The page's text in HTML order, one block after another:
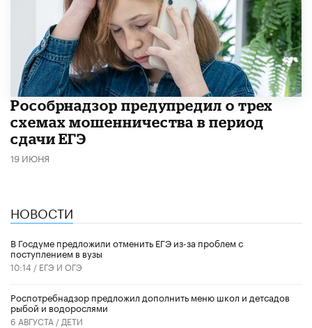
Рособрнадзор предупредил о трех
схемах мошенничества в период
сдачи ЕГЭ
19 ИЮНЯ
НОВОСТИ
В Госдуме предложили отменить ЕГЭ из-за проблем с
поступлением в вузы
10:14 / ЕГЭ И ОГЭ
Роспотребнадзор предложил дополнить меню школ и детсадов
рыбой и водорослями
6 АВГУСТА / ДЕТИ